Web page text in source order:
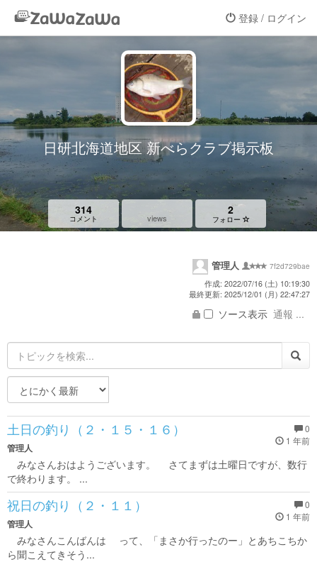
登録 / ログイン
日研北海道地区 新べらクラブ掲示板
314
コメント views
2
フォロー
管理人
7f2d729bae
作成: 2022/07/16 (土) 10:19:30
最終更新: 2025/12/01 (月) 22:47:27
ソース表示 通報 ...
0
1 年前
土日の釣り（２・１５・１６）
管理人
みなさんおはようございます。 さてまずは土曜日ですが、数行
で終わります。 ...
0
1 年前
祝日の釣り（２・１１）
管理人
みなさんこんばんは って、「まさか行ったのー」とあちこちか
ら聞こえてきそう...